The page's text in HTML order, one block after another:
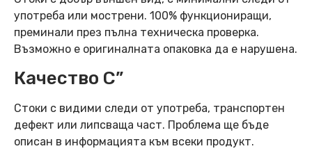
употреба или мострени. 100% функциониращи,
преминали през пълна техническа проверка.
Възможно е оригиналната опаковка да е нарушена.
Качество C”
Стоки с видими следи от употреба, транспортен
дефект или липсваща част. Проблема ще бъде
описан в информацията към всеки продукт.